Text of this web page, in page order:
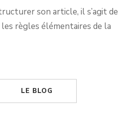
son article, il s’agit de
règles élémentaires de la
LE BLOG